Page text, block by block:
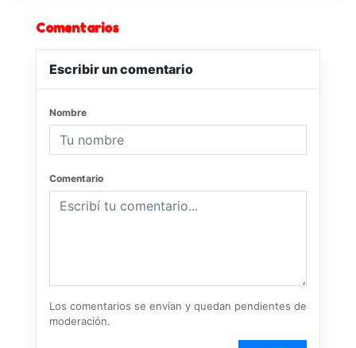
Comentarios
Escribir un comentario
Nombre
Comentario
Los comentarios se envían y quedan pendientes de
moderación.